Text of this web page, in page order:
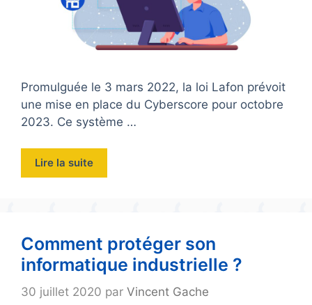
Promulguée le 3 mars 2022, la loi Lafon prévoit
une mise en place du Cyberscore pour octobre
2023. Ce système …
Lire la suite
Comment protéger son
informatique industrielle ?
30 juillet 2020 par Vincent Gache